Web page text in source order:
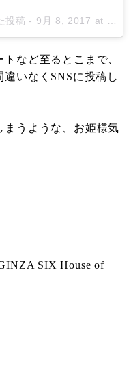
投稿 - 9月 8, 2017 at 6:10午後 PDT
など至るとこまで、
いなくSNSに投稿し
まうような、お姫様気
SIX House of